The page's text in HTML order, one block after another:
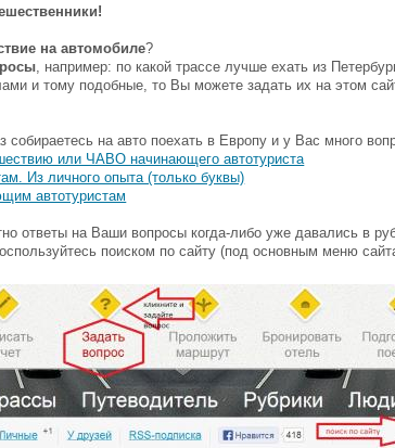
на автомобиле?
, например: по какой трассе лучше ехать из
и тому подобные, то Вы можете задать их на этом
на авто поехать в Европу и у Вас много
или ЧАВО начинающего автотуриста
Из личного опыта (только буквы)
автотуристам
ответы на Ваши вопросы когда-либо уже давались в
поиском по сайту (под основным меню